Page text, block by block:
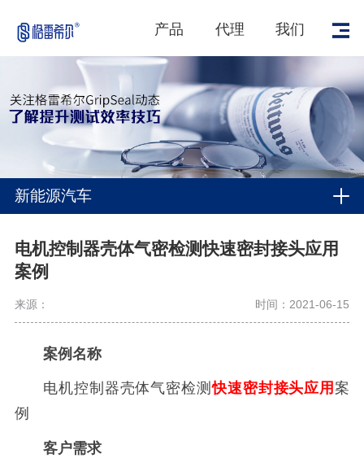
产品 代理 我们
新能源汽车
电机控制器壳体气密检测快速密封接头应用
案例
来源： 时间：2021-06-15
案例名称
电机控制器壳体气密检测快速密封接头应用案
例
客户需求